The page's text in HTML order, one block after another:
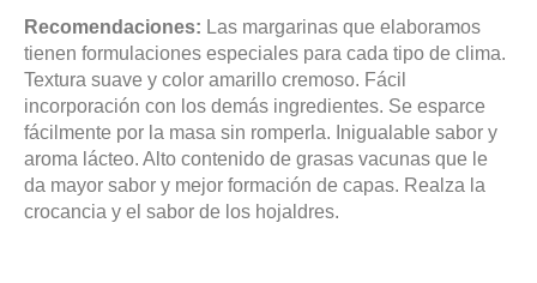
Recomendaciones: Las margarinas que elaboramos
tienen formulaciones especiales para cada tipo de clima.
Textura suave y color amarillo cremoso. Fácil
incorporación con los demás ingredientes. Se esparce
fácilmente por la masa sin romperla. Inigualable sabor y
aroma lácteo. Alto contenido de grasas vacunas que le
da mayor sabor y mejor formación de capas. Realza la
crocancia y el sabor de los hojaldres.